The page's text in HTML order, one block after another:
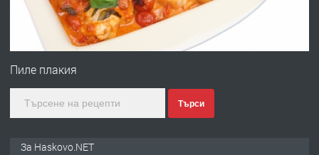
преди 4 дни
ПРЕДЛАГА
№4120 Магазин/Офис под наем в кв.
Пиле плакия
Търси
За Haskovo.NET